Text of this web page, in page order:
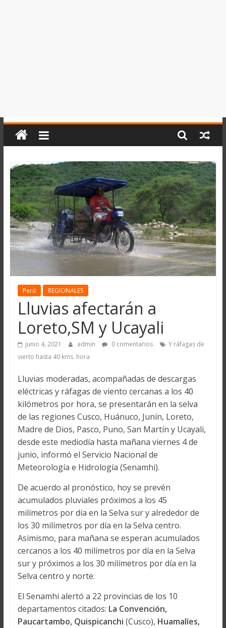
Perú REGIONALES
Lluvias afectarán a
Loreto,SM y Ucayali
junio 4, 2021 admin 0 comentarios
Y ráfagas de
vierto hasta 40 kms. hora
Lluvias moderadas, acompañadas de descargas
eléctricas y ráfagas de viento cercanas a los 40
kilómetros por hora, se presentarán en la selva
de las regiones Cusco, Huánuco, Junín, Loreto,
Madre de Dios, Pasco, Puno, San Martín y Ucayali,
desde este mediodía hasta mañana viernes 4 de
junio, informó el Servicio Nacional de
Meteorología e Hidrología (Senamhi).
De acuerdo al pronóstico, hoy se prevén
acumulados pluviales próximos a los 45
milímetros por día en la Selva sur y alrededor de
los 30 milímetros por día en la Selva centro.
Asimismo, para mañana se esperan acumulados
cercanos a los 40 milímetros por día en la Selva
sur y próximos a los 30 milímetros por día en la
Selva centro y norte.
El Senamhi alertó a 22 provincias de los 10
departamentos citados: La Convención,
Paucartambo, Quispicanchi (Cusco), Huamalíes,